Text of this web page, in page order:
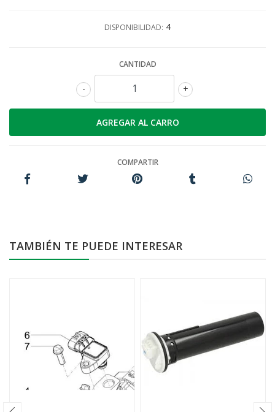
DISPONIBILIDAD: 4
CANTIDAD
+
-
COMPARTIR
TAMBIÉN TE PUEDE INTERESAR